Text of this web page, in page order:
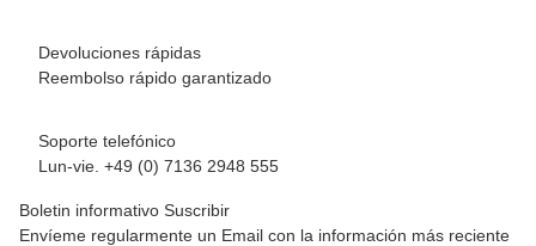
Devoluciones rápidas
Reembolso rápido garantizado
Soporte telefónico
Lun-vie. +49 (0) 7136 2948 555
Boletin informativo Suscribir
Envíeme regularmente un Email con la información más reciente